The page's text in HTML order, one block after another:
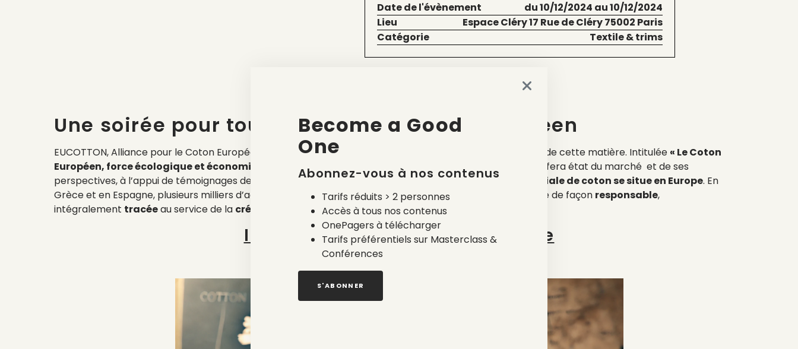
Date de l'évènement
du 10/12/2024 au 10/12/2024
Lieu
Espace Cléry 17 Rue de Cléry 75002 Paris
Catégorie
Textile & trims
Une soirée pour tout savoir sur le coton européen
EUCOTTON, Alliance pour le Coton Européen, vous invite à une soirée professionnelle pour tout connaître de cette matière. Intitulée « Le Coton
Européen, force écologique et économique d’une fibre textile au grand potentiel »
, cet évènement fera état du marché et de ses
perspectives, à l’appui de témoignages de marques et d’acteurs de la filière. 2 % de la production mondiale de coton se situe en Europe. En
Grèce et en Espagne, plusieurs milliers d’acteurs consolident unefilière hautement qualitative , cultivée de façon responsable,
intégralement tracéeau service de la création textile de demain.
Inscription gratuite et obligatoire
Become a Good
One
Abonnez-vous à nos contenus
Tarifs réduits > 2 personnes
Accès à tous nos contenus
OnePagers à télécharger
Tarifs préférentiels sur Masterclass &
Conférences
S'ABONNER